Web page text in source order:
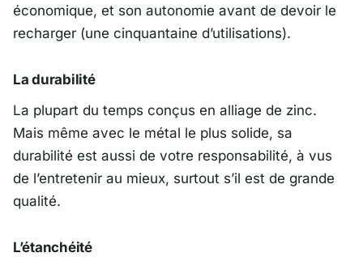
économique, et son autonomie avant de devoir le
recharger (une cinquantaine d’utilisations).
La durabilité
La plupart du temps conçus en alliage de zinc.
Mais même avec le métal le plus solide, sa
durabilité est aussi de votre responsabilité, à vus
de l’entretenir au mieux, surtout s’il est de grande
qualité.
L’étanchéité